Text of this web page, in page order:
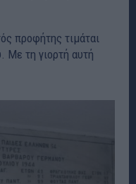
προφήτης τιμάται
Με τη γιορτή αυτή